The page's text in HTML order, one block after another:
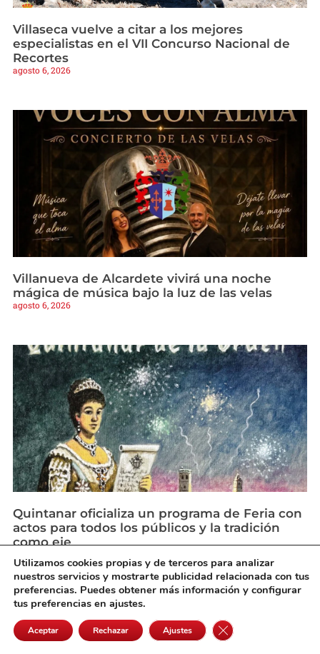
Villaseca vuelve a citar a los mejores
especialistas en el VII Concurso Nacional de
Recortes
agosto 6, 2026
Villanueva de Alcardete vivirá una noche
mágica de música bajo la luz de las velas
agosto 6, 2026
Quintanar oficializa un programa de Feria con
actos para todos los públicos y la tradición
como eje
Utilizamos cookies propias y de terceros para analizar
nuestros servicios y mostrarte publicidad relacionada con tus
preferencias. Puedes obtener más información y configurar
tus preferencias en ajustes.
Aceptar Rechazar Ajustes Cerrar el banner de